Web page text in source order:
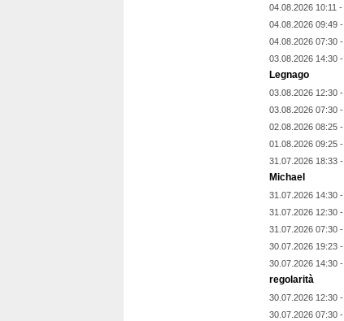
04.08.2026 10:11 -
04.08.2026 09:49 -
04.08.2026 07:30 -
03.08.2026 14:30 -
Legnago
03.08.2026 12:30 -
03.08.2026 07:30 -
02.08.2026 08:25 -
01.08.2026 09:25 -
31.07.2026 18:33 -
Michael
31.07.2026 14:30 -
31.07.2026 12:30 -
31.07.2026 07:30 -
30.07.2026 19:23 -
30.07.2026 14:30 -
regolarità
30.07.2026 12:30 -
30.07.2026 07:30 -